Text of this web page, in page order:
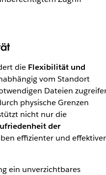
die Flexibilität und
vom Standort
Dateien
physische Grenzen
nicht nur die
der
effizienter und effektiver
ein unverzichtbares